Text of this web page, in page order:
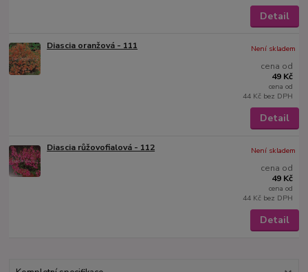
Detail
Diascia oranžová - 111
cena od
49 Kč
cena od
44 Kč bez DPH
Není skladem
Detail
Diascia růžovofialová - 112
cena od
49 Kč
cena od
44 Kč bez DPH
Není skladem
Detail